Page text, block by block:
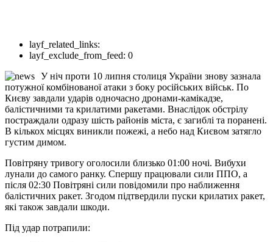
layf_related_links:
layf_exclude_from_feed: 0
У ніч проти 10 липня столиця України знову зазнала
потужної комбінованої атаки з боку російських військ. По
Києву завдали ударів одночасно дронами-камікадзе,
балістичними та крилатими ракетами. Внаслідок обстрілу
постраждали одразу шість районів міста, є загиблі та поранені.
В кількох місцях виникли пожежі, а небо над Києвом затягло
густим димом.
Повітряну тривогу оголосили близько 01:00 ночі. Вибухи
лунали до самого ранку. Спершу працювали сили ППО, а
після 02:30 Повітряні сили повідомили про наближення
балістичних ракет. Згодом підтвердили пуски крилатих ракет,
які також завдали шкоди.
Під удар потрапили: